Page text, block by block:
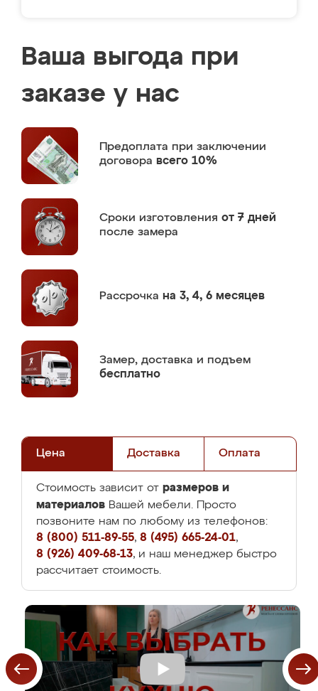
Ваша выгода при
заказе у нас
Предоплата при заключении
договора всего 10%
Сроки изготовления от 7 дней
после замера
Рассрочка на 3, 4, 6 месяцев
Замер, доставка и подъем
бесплатно
Цена Доставка Оплата
Стоимость зависит от размеров и
материалов Вашей мебели. Просто
позвоните нам по любому из телефонов:
8 (800) 511-89-55, 8 (495) 665-24-01,
8 (926) 409-68-13, и наш менеджер быстро
рассчитает стоимость.